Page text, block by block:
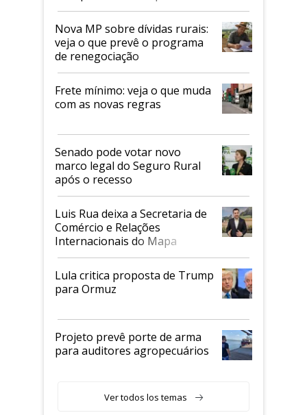
tarifaço dos EUA
Nova MP sobre dívidas rurais:
veja o que prevê o programa
de renegociação
Frete mínimo: veja o que muda
com as novas regras
Senado pode votar novo
marco legal do Seguro Rural
após o recesso
Luis Rua deixa a Secretaria de
Comércio e Relações
Internacionais do Mapa
Lula critica proposta de Trump
para Ormuz
Projeto prevê porte de arma
para auditores agropecuários
Ver todos los temas